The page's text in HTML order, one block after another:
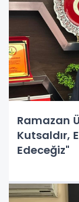
Ramazan
Kutsaldır,
Edeceğiz"